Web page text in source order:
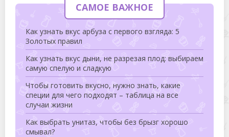
САМОЕ ВАЖНОЕ
Как узнать вкус арбуза с первого взгляда: 5
Золотых правил
Как узнать вкус дыни, не разрезая плод: выбираем
самую спелую и сладкую
Чтобы готовить вкусно, нужно знать, какие
специи для чего подходят – таблица на все
случаи жизни
Как выбрать унитаз, чтобы без брызг хорошо
смывал?